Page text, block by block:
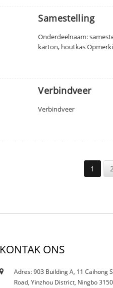
Samestelling
Onderdeelnaam:
karton, houtkas
Verbindveer
Verbindveer
1
KONTAK ONS
Adres: 903 Building A, 11 Caihong
Road, Yinzhou District, Ningbo
12/10/21
Beïnvloed die